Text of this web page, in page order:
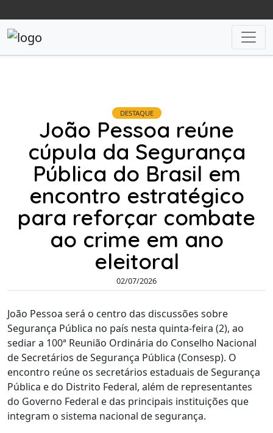
DESTAQUE
João Pessoa reúne
cúpula da Segurança
Pública do Brasil em
encontro estratégico
para reforçar combate
ao crime em ano
eleitoral
02/07/2026
João Pessoa será o centro das discussões sobre
Segurança Pública no país nesta quinta-feira (2), ao
sediar a 100ª Reunião Ordinária do Conselho Nacional
de Secretários de Segurança Pública (Consesp). O
encontro reúne os secretários estaduais de Segurança
Pública e do Distrito Federal, além de representantes
do Governo Federal e das principais instituições que
integram o sistema nacional de segurança.